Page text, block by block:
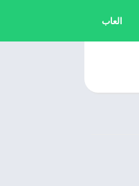
العاب